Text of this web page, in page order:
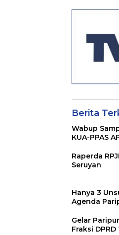
Berita
Wabup
KUA-PPAS
Raperda
Seruyan
Hanya 3
Agenda
Gelar
Fraksi